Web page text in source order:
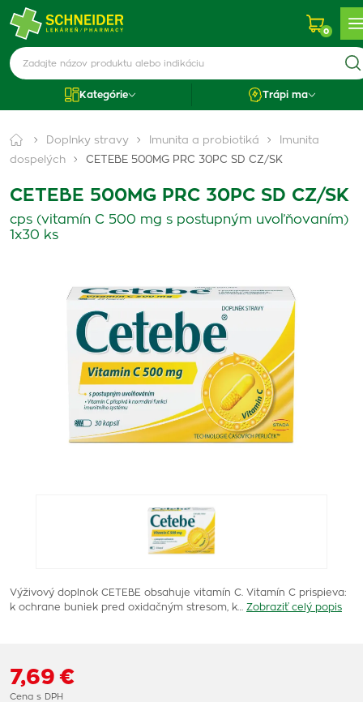
0
Kategórie Trápi ma
Doplnky stravy Imunita a probiotiká
Imunita
dospelých
CETEBE 500MG PRC 30PC SD CZ/SK
CETEBE 500MG PRC 30PC SD CZ/SK
cps (vitamín C 500 mg s postupným uvoľňovaním)
1x30 ks
Výživový doplnok CETEBE obsahuje vitamín C. Vitamín C prispieva:
k ochrane buniek pred oxidačným stresom, k…
Zobraziť celý popis
7,69 €
Cena s DPH